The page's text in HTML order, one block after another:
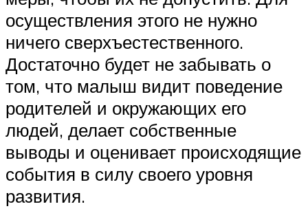
осуществления этого не нужно
ничего сверхъестественного.
Достаточно будет не забывать о
том, что малыш видит поведение
родителей и окружающих его
людей, делает собственные
выводы и оценивает происходящие
события в силу своего уровня
развития.